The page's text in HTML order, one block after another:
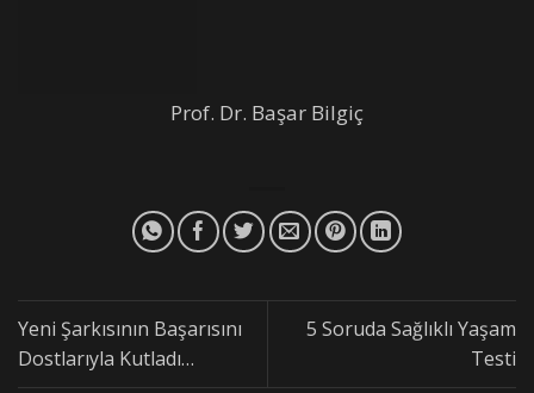
Prof. Dr. Başar Bilgiç
Yeni Şarkısının Başarısını
Dostlarıyla Kutladı…
5 Soruda Sağlıklı Yaşam
Testi